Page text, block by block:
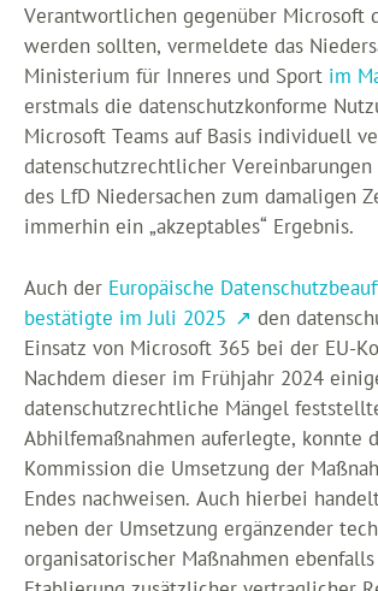
Verantwortlichen gegenüber Microsoft
werden sollten, vermeldete das
Ministerium für Inneres und Sport im
erstmals die datenschutzkonforme
Microsoft Teams auf Basis individuell
datenschutzrechtlicher
des LfD Niedersachen zum damaligen
immerhin ein „akzeptables“ Ergebnis.
Auch der Europäische
bestätigte im Juli 2025
den
Einsatz von Microsoft 365 bei der EU-
Nachdem dieser im Frühjahr 2024
datenschutzrechtliche Mängel
Abhilfemaßnahmen auferlegte, konnte
Kommission die Umsetzung der
Endes nachweisen. Auch hierbei
neben der Umsetzung ergänzender
organisatorischer Maßnahmen